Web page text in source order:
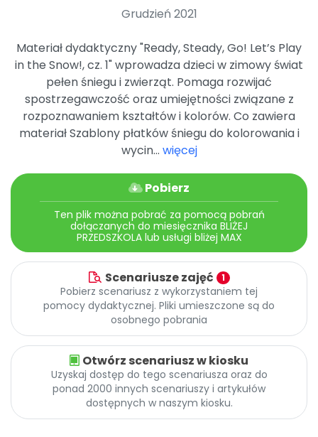
Archiwalne numery
Pomoc
Grudzień 2021
Materiał dydaktyczny "Ready, Steady, Go! Let’s Play
in the Snow!, cz. 1" wprowadza dzieci w zimowy świat
pełen śniegu i zwierząt. Pomaga rozwijać
spostrzegawczość oraz umiejętności związane z
rozpoznawaniem kształtów i kolorów. Co zawiera
materiał Szablony płatków śniegu do kolorowania i
wycin... więcej
Pobierz
Ten plik można pobrać za pomocą pobrań
dołączanych do miesięcznika BLIŻEJ
PRZEDSZKOLA lub usługi bliżej MAX
Scenariusze zajęć 1
Pobierz scenariusz z wykorzystaniem tej
pomocy dydaktycznej. Pliki umieszczone są do
osobnego pobrania
Otwórz scenariusz w kiosku
Uzyskaj dostęp do tego scenariusza oraz do
ponad 2000 innych scenariuszy i artykułów
dostępnych w naszym kiosku.